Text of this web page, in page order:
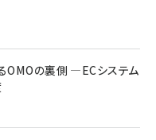
OMOの裏側 ―ECシステム